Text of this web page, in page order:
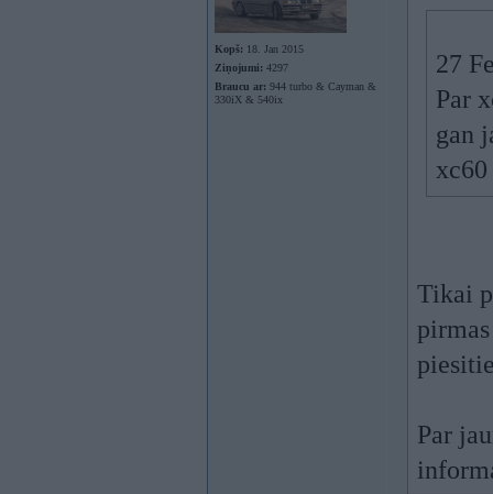
Kopš: 18. Jan 2015
Ziņojumi: 4297
Braucu ar: 944 turbo & Cayman &
330iX & 540ix
27
Par
gan
Tikai
Par